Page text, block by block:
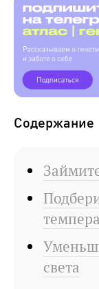
Содержание
света